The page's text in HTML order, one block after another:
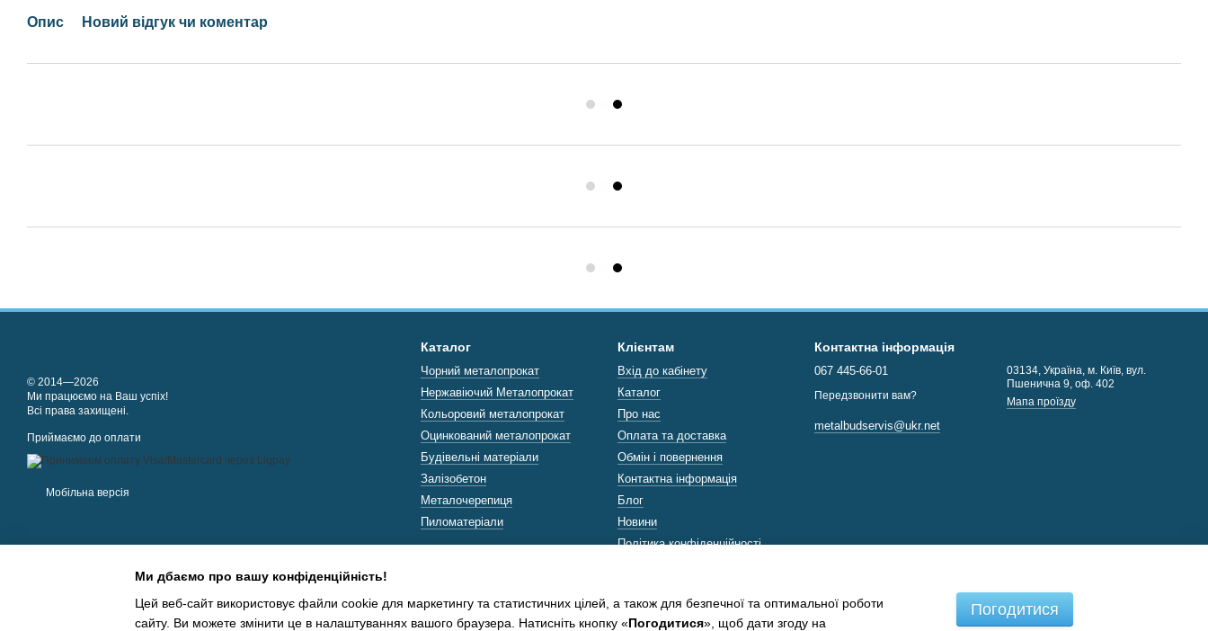
Опис Новий відгук чи коментар
© 2014—2026
Ми працюємо на Ваш успіх!
Всі права захищені.
Приймаємо до оплати
Мобільна версія
Каталог
Чорний металопрокат
Нержавіючий Металопрокат
Кольоровий металопрокат
Оцинкований металопрокат
Будівельні матеріали
Залізобетон
Металочерепиця
Пиломатеріали
Клієнтам
Вхід до кабінету
Каталог
Про нас
Оплата та доставка
Обмін і повернення
Контактна інформація
Блог
Новини
Політика конфіденційності
Контактна інформація
067 445-66-01
Передзвонити вам?
metalbudservis@ukr.net
03134, Україна, м. Київ, вул.
Пшенична 9, оф. 402
Мапа проїзду
Ми дбаємо про вашу конфіденційність!
Цей веб-сайт використовує файли cookie для маркетингу та статистичних цілей, а також для безпечної та оптимальної роботи
сайту. Ви можете змінити це в налаштуваннях вашого браузера. Натисніть кнопку «Погодитися», щоб дати згоду на
Погодитися